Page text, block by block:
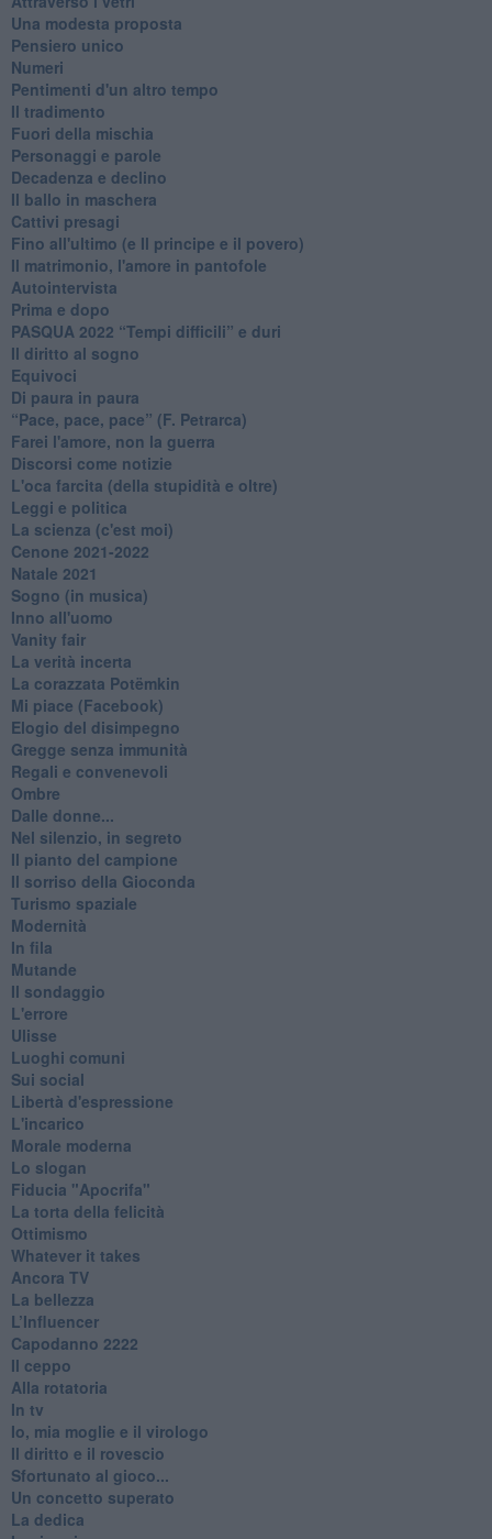
Una modesta proposta
Pensiero unico
Numeri
Pentimenti d'un altro tempo
Il tradimento
Fuori della mischia
Personaggi e parole
Decadenza e declino
Il ballo in maschera
Cattivi presagi
Fino all'ultimo (e Il principe e il povero)
Il matrimonio, l'amore in pantofole
Autointervista
Prima e dopo
​PASQUA 2022 “Tempi difficili” e duri
Il diritto al sogno
Equivoci
Di paura in paura
​“Pace, pace, pace” (F. Petrarca)
Farei l'amore, non la guerra
Discorsi come notizie
L'oca farcita (della stupidità e oltre)
Leggi e politica
La scienza (c'est moi)
Cenone 2021-2022
Natale 2021
Sogno (in musica)
Inno all'uomo
Vanity fair
La verità incerta
La corazzata Potëmkin
Mi piace (Facebook)
Elogio del disimpegno
Gregge senza immunità
Regali e convenevoli
Ombre
Dalle donne...
Nel silenzio, in segreto
Il pianto del campione
Il sorriso della Gioconda
Turismo spaziale
Modernità
In fila
Mutande
Il sondaggio
L'errore
Ulisse
Luoghi comuni
Sui social
Libertà d'espressione
L'incarico
Morale moderna
Lo slogan
Fiducia "Apocrifa"
La torta della felicità
Ottimismo
Whatever it takes
Ancora TV
La bellezza
L’Influencer
​Capodanno 2222
Il ceppo
Alla rotatoria
In tv
Io, mia moglie e il virologo
Il diritto e il rovescio
Sfortunato al gioco...
Un concetto superato
La dedica